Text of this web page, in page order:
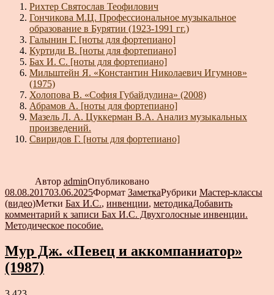
Рихтер Святослав Теофилович
Гончикова М.Ц. Профессиональное музыкальное
образование в Бурятии (1923-1991 гг.)
Галынин Г. [ноты для фортепиано]
Куртиди В. [ноты для фортепиано]
Бах И. С. [ноты для фортепиано]
Мильштейн Я. «Константин Николаевич Игумнов»
(1975)
Холопова В. «София Губайдулина» (2008)
Абрамов А. [ноты для фортепиано]
Мазель Л. А. Цуккерман В.А. Анализ музыкальных
произведений.
Свиридов Г. [ноты для фортепиано]
Автор adminОпубликовано
08.08.201703.06.2025Формат ЗаметкаРубрики Мастер-классы
(видео)Метки Бах И.С., инвенции, методикаДобавить
комментарий к записи Бах И.С. Двухголосные инвенции.
Методическое пособие.
Мур Дж. «Певец и аккомпаниатор»
(1987)